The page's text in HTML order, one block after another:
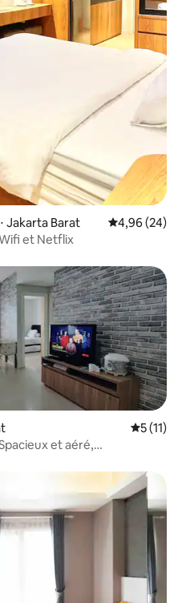
Jakarta Barat Évaluation
4,96 (24)
et Netflix
5 (11)
et aéré,